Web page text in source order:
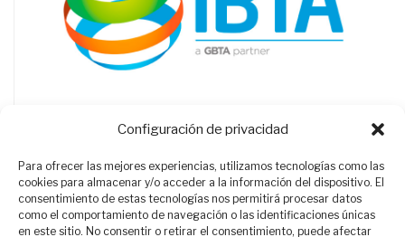
Configuración de privacidad
Para ofrecer las mejores experiencias, utilizamos tecnologías como las
cookies para almacenar y/o acceder a la información del dispositivo. El
consentimiento de estas tecnologías nos permitirá procesar datos
como el comportamiento de navegación o las identificaciones únicas
en este sitio. No consentir o retirar el consentimiento, puede afectar